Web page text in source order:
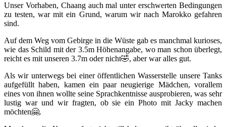
Unser Vorhaben, Chaang auch mal unter erschwerten Bedingungen
zu testen, war mit ein Grund, warum wir nach Marokko gefahren
sind.
Auf dem Weg vom Gebirge in die Wüste gab es manchmal kurioses,
wie das Schild mit der 3.5m Höhenangabe, wo man schon überlegt,
reicht es mit unseren 3.7m oder nicht🤣, aber war alles gut.
Als wir unterwegs bei einer öffentlichen Wasserstelle unsere Tanks
aufgefüllt haben, kamen ein paar neugierige Mädchen, vorallem
eines von ihnen wollte seine Sprachkentnisse ausprobieren, was sehr
lustig war und wir fragten, ob sie ein Photo mit Jacky machen
möchten🤗.